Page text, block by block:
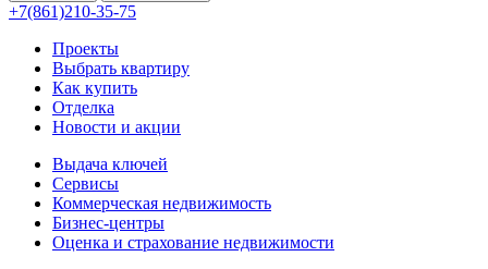
+7(861)210-35-75
Проекты
Выбрать квартиру
Как купить
Отделка
Новости и акции
Выдача ключей
Сервисы
Коммерческая недвижимость
Бизнес-центры
Оценка и страхование недвижимости